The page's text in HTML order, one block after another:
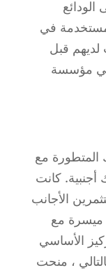
في
لديهم قبل
في مؤسسة
المتطورة مع
بنكًا بما في ذلك 4 بنوك أجنبية. كانت
الأجانب
ميسرة مع
الأساسي
، منحت